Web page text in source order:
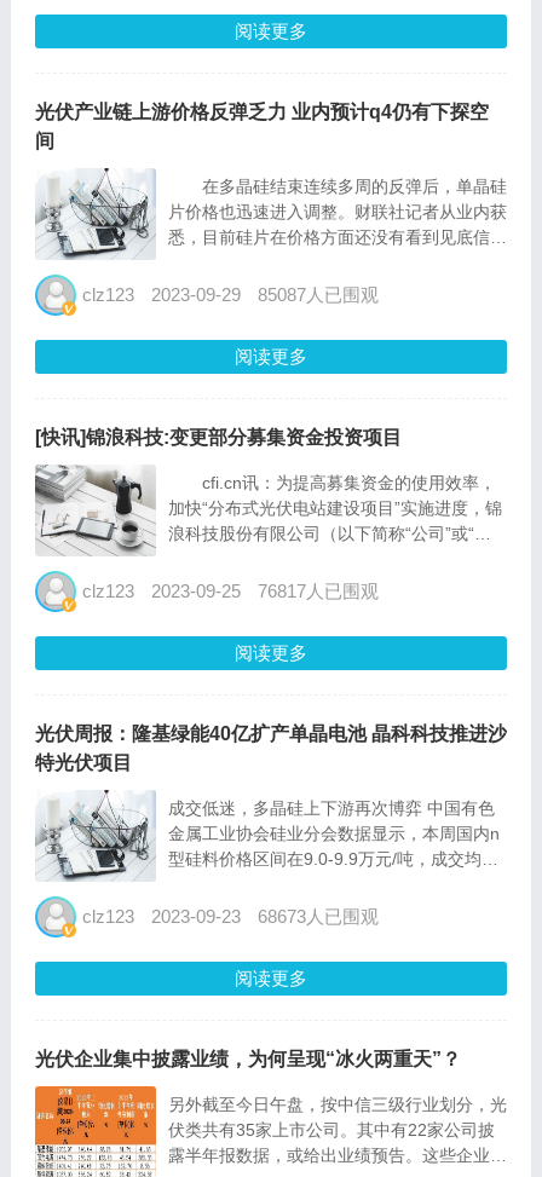
阅读更多
光伏产业链上游价格反弹乏力 业内预计q4仍有下探空
间
在多晶硅结束连续多周的反弹后，单晶硅
片价格也迅速进入调整。财联社记者从业内获
悉，目前硅片在价格方面还没有看到见底信
力不足，硅片价格在四季度仍有一定下探空
绿能（6...
clz123 2023-09-29 85087人已围观
阅读更多
[快讯]锦浪科技:变更部分募集资金投资项目
cfi.cn讯：为提高募集资金的使用效率，
加快“分布式光伏电站建设项目”实施进度，锦
浪科技股份有限公司（以下简称“公司”或“锦
事会第二十六次会议和第三届监事会第二十五
clz123 2023-09-25 76817人已围观
阅读更多
光伏周报：隆基绿能40亿扩产单晶电池 晶科科技推进沙
特光伏项目
成交低迷，多晶硅上下游再次博弈 中国有色
金属工业协会硅业分会数据显示，本周国内n
型硅料价格区间在9.0-9.9万元/吨，成交均价
致密料价格区间在7.6-8.5万元/吨，成交均价
clz123 2023-09-23 68673人已围观
阅读更多
光伏企业集中披露业绩，为何呈现“冰火两重天”？
另外截至今日午盘，按中信三级行业划分，光
伏类共有35家上市公司。其中有22家公司披
露半年报数据，或给出业绩预告。这些企业一